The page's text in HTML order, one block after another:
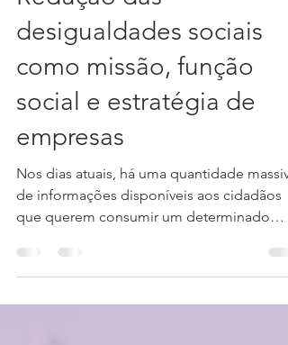
Redução das
desigualdades sociais
como missão, função
social e estratégia de
empresas
Nos dias atuais, há uma quantidade massiva
de informações disponíveis aos cidadãos
que querem consumir um determinado
produto, diante...